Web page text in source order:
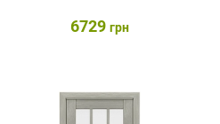
6729 грн